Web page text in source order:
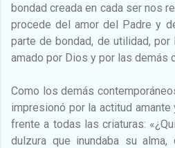
bondad creada en cada ser nos
procede del amor del Padre y
parte de bondad, de utilidad,
amado por Dios y por las demás
Como los demás
impresionó por la actitud
frente a todas las criaturas:
dulzura que inundaba su alma,